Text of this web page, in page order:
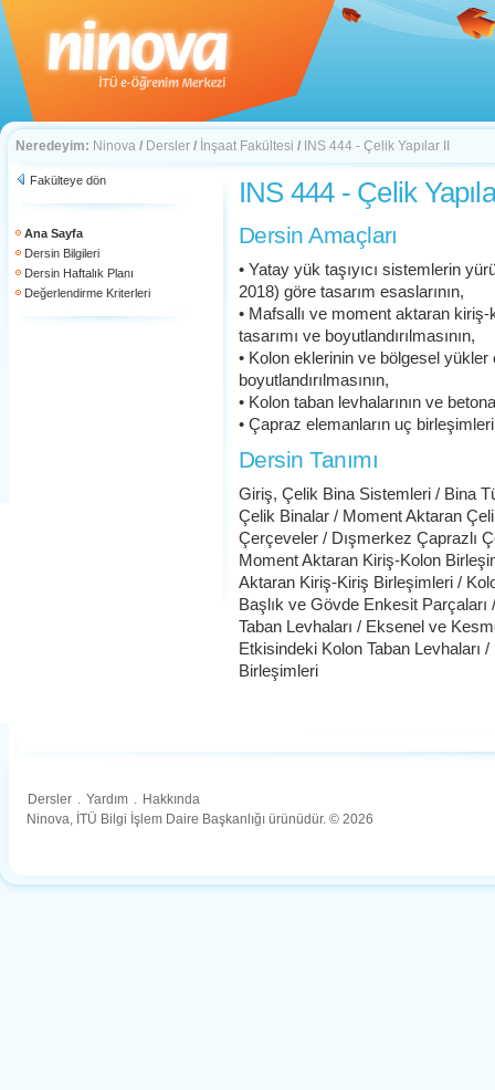
Neredeyim: Ninova / Dersler / İnşaat Fakültesi / INS 444 - Çelik Yapılar II
Fakülteye dön
Ana Sayfa
Dersin Bilgileri
Dersin Haftalık Planı
Değerlendirme Kriterleri
INS 444 - Çelik
Dersin Amaçları
• Yatay yük taşıyıcı sistemlerin
2018) göre tasarım esaslarının,
• Mafsallı ve moment aktaran
tasarımı ve boyutlandırılmasının,
• Kolon eklerinin ve bölgesel yükler
boyutlandırılmasının,
• Kolon taban levhalarının ve
• Çapraz elemanların uç
Dersin Tanımı
Giriş, Çelik Bina Sistemleri / Bina
Çelik Binalar / Moment Aktaran
Çerçeveler / Dışmerkez Çaprazlı
Moment Aktaran Kiriş-Kolon
Aktaran Kiriş-Kiriş Birleşimleri /
Başlık ve Gövde Enkesit
Taban Levhaları / Eksenel ve
Etkisindeki Kolon Taban Levhaları
Birleşimleri
Dersler . Yardım . Hakkında
Ninova, İTÜ Bilgi İşlem Daire Başkanlığı ürünüdür. © 2026